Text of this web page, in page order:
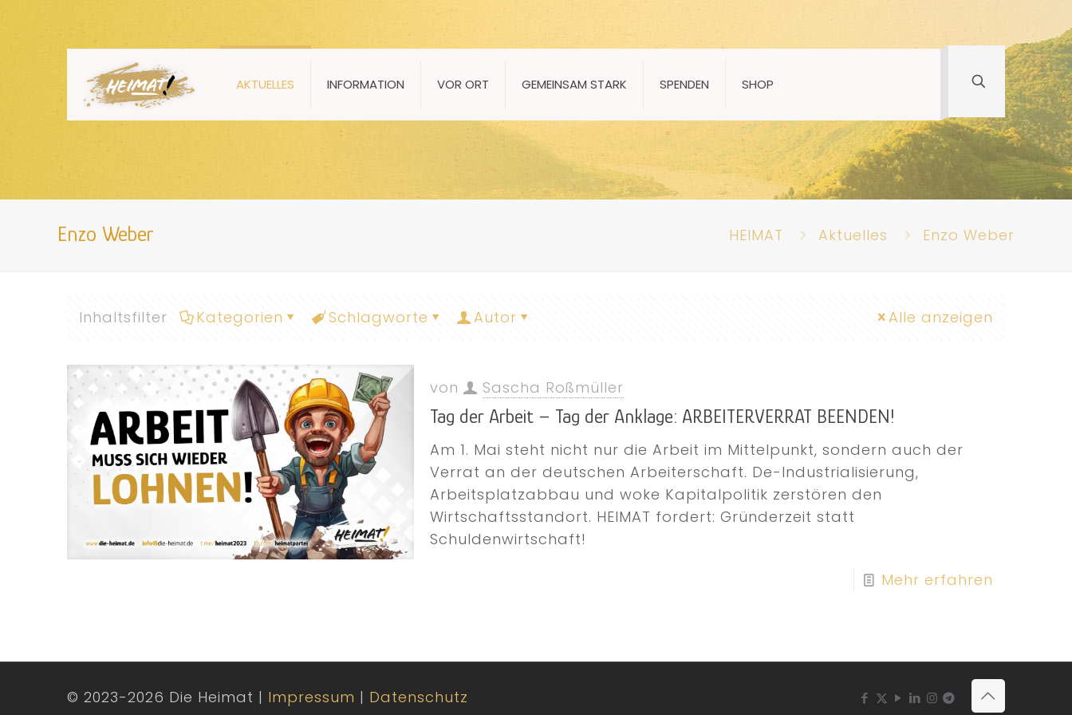
AKTUELLES INFORMATION VOR ORT GEMEINSAM STARK SPENDEN SHOP
Enzo Weber HEIMAT Aktuelles Enzo Weber
Inhaltsfilter Kategorien Schlagworte Autor Alle anzeigen
von Sascha Roßmüller
Tag der Arbeit – Tag der Anklage: ARBEITERVERRAT BEENDEN!
Am 1. Mai steht nicht nur die Arbeit im Mittelpunkt, sondern auch der
Verrat an der deutschen Arbeiterschaft. De-Industrialisierung,
Arbeitsplatzabbau und woke Kapitalpolitik zerstören den
Wirtschaftsstandort. HEIMAT fordert: Gründerzeit statt
Schuldenwirtschaft!
Mehr erfahren
© 2023-2026 Die Heimat | Impressum | Datenschutz